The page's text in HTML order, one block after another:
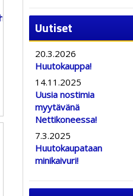
Uutiset
20.3.2026
Huutokauppa!
14.11.2025
Uusia nostimia
myytävänä
Nettikoneessa!
7.3.2025
Huutokaupataan
minikaivuri!